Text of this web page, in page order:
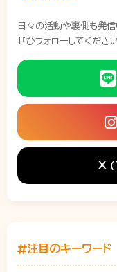
日々の活動や裏側も発信
ぜひフォローしてください
X
注目のキーワード